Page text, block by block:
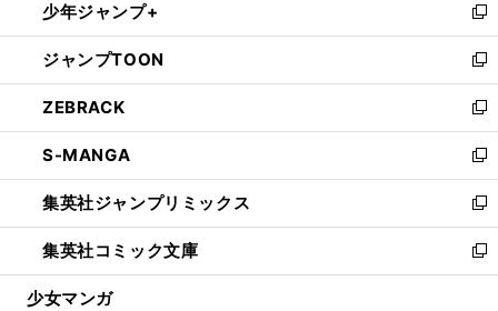
く
で
開
く
ド
ウ
で
開
く
ィ
ン
ド
ウ
で
開
く
い
ウ
ィ
ン
ド
ウ
で
開
く
少年ジャンプ+
新
し
い
ウ
ィ
ン
ド
ウ
で
開
く
ジャンプTOON
新
し
い
ウ
ィ
ン
ド
ウ
で
開
ZEBRACK
新
し
い
ウ
ィ
ン
ド
ウ
S-MANGA
新
し
い
ウ
ィ
ン
集英社ジャンプリミックス
新
し
い
ウ
集英社コミック文庫
新
し
少女マンガ